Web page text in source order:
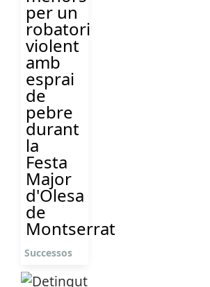
per un
robatori
violent
amb
esprai
de
pebre
durant
la
Festa
Major
d'Olesa
de
Montserrat
Successos